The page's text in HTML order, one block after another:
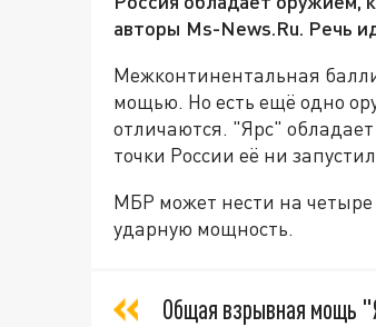
авторы Ms-News.Ru. Речь
Межконтинентальная
мощью. Но есть ещё одно
отличаются. "Ярс"
точки России её ни
МБР может нести на
ударную мощность.
Общая взрывная мощь